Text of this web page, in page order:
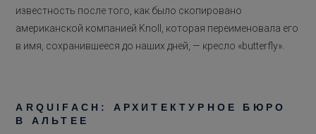
известность после того, как было скопировано
американской компанией Knoll, которая переименовала его
в имя, сохранившееся до наших дней, — кресло «butterfly».
ARQUIFACH: АРХИТЕКТУРНОЕ БЮРО
В АЛЬТЕЕ